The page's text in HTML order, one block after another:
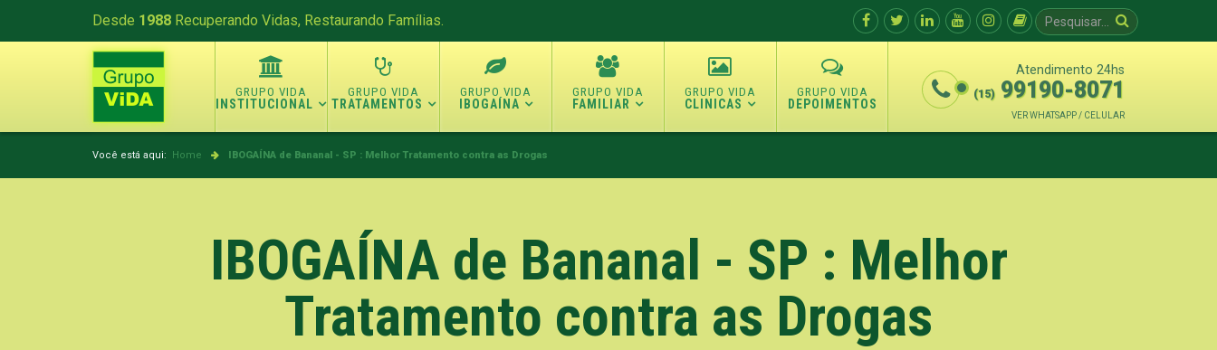
Desde 1988 Recuperando Vidas, Restaurando Famílias.
INSTITUCIONAL TRATAMENTOS IBOGAÍNA FAMILIAR CLINICAS DEPOIMENTOS
Atendimento 24hs
(15) 99190-8071
VER WHATSAPP / CELULAR
Você está aqui: Home IBOGAÍNA de Bananal - SP : Melhor Tratamento contra as Drogas
IBOGAÍNA de Bananal - SP : Melhor
Tratamento contra as Drogas